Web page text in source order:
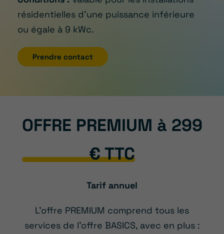
résidentielles d’une puissance inférieure
ou égale à 9 kWc.
Prendre contact
OFFRE PREMIUM à 299
€ TTC
Tarif annuel
L’offre PREMIUM comprend tous les
services de l’offre BASICS, avec en plus :